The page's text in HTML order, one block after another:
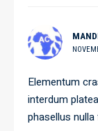
Elementum
interdum
phasellus